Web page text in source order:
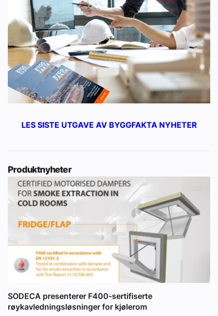
LES SISTE UTGAVE AV BYGGFAKTA NYHETER
Produktnyheter
SODECA presenterer F400-sertifiserte
røykavledningsløsninger for kjølerom